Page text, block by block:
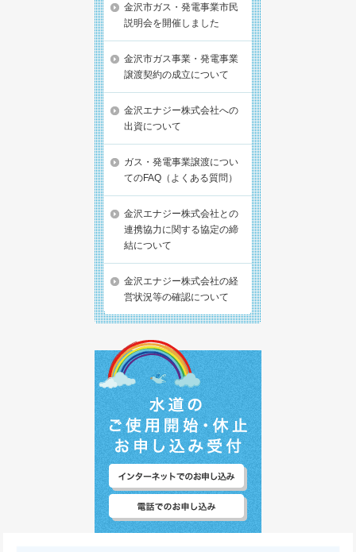
金沢市ガス・発電事業市民
説明会を開催しました
金沢市ガス事業・発電事業
譲渡契約の成立について
金沢エナジー株式会社への
出資について
ガス・発電事業譲渡につい
てのFAQ（よくある質問）
金沢エナジー株式会社との
連携協力に関する協定の締
結について
金沢エナジー株式会社の経
営状況等の確認について